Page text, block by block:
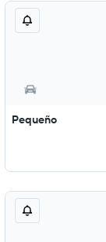
Pequeño